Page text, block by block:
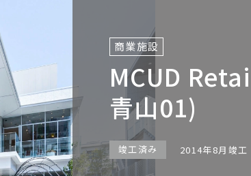
商業施設
MCUD
青山01)
竣工済み 2014年8月竣工